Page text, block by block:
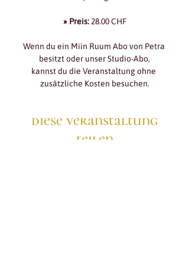
» Preis: 28.00 CHF
Wenn du ein Miin Ruum Abo von Petra
besitzt oder unser Studio-Abo,
kannst du die Veranstaltung ohne
zusätzliche Kosten besuchen.
diese veranstaltung
teilen